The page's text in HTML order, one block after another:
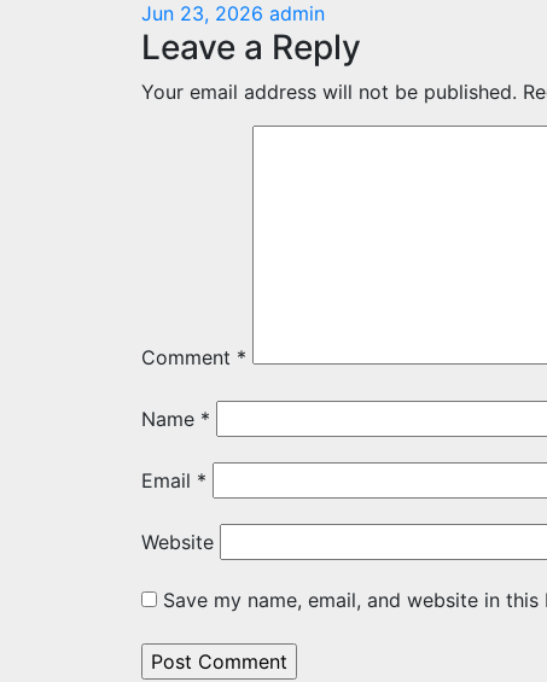
Jun 23, 2026 admin
Leave a Reply
Your email address will not be published.
Comment *
Name *
Email *
Website
Save my name, email, and website in